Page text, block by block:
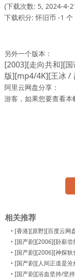
(下载次数: 5, 2024-4-
下载积分: 怀旧币 -1 个
另外一个版本：
[2003][走向共和][
版][mp4/4K][王冰 /
阿里云网盘分享：
游客，如果您要查看本
相关推荐
• [香港][原野][百度云网
• [国产剧][2006][卧薪尝胆][百度网盘
• [国产剧][2006][神探狄仁杰2][百度
• [国产剧][人间正道是沧桑][百度云
• [国产剧][浴血坚持/坚持][百度